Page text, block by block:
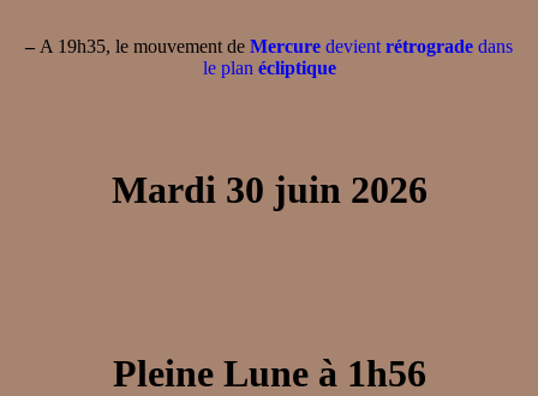
– A 19h35, le mouvement de Mercure devient rétrograde dans
le plan écliptique
Mardi 30 juin 2026
Pleine Lune à 1h56